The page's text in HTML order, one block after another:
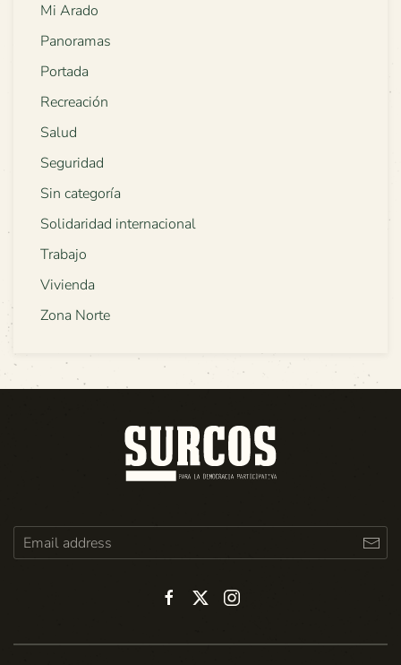
Mi Arado
Panoramas
Portada
Recreación
Salud
Seguridad
Sin categoría
Solidaridad internacional
Trabajo
Vivienda
Zona Norte